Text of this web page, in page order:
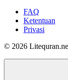
FAQ
Ketentuan
Privasi
© 2026